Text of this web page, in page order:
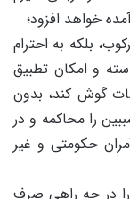
خواهد افزود؛
بلکه به احترام
و امکان تطبیق
گوش کند، بدون
را محاکمه و در
حکومتی و غیر
را در جه راهی صرف